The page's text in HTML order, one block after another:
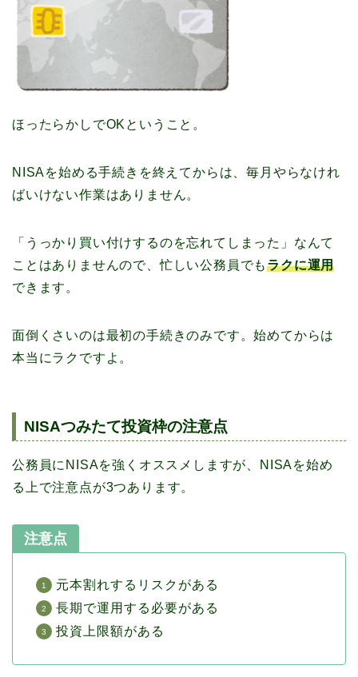
ほったらかしでOKということ。
NISAを始める手続きを終えてからは、毎月やらなけれ
ばいけない作業はありません。
「うっかり買い付けするのを忘れてしまった」なんて
ことはありませんので、忙しい公務員でもラクに運用
できます。
面倒くさいのは最初の手続きのみです。始めてからは
本当にラクですよ。
NISAつみたて投資枠の注意点
公務員にNISAを強くオススメしますが、NISAを始め
る上で注意点が3つあります。
注意点
元本割れするリスクがある
長期で運用する必要がある
投資上限額がある